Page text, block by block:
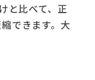
と比べて、正
できます。大